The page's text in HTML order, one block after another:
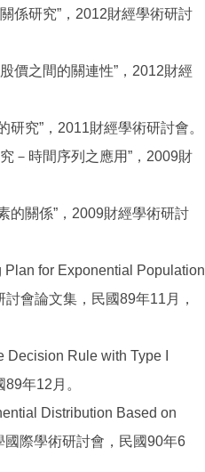
係研究”，2012財經學術研討
價之間的關連性”，2012財經
究”，2011財經學術研討會。
－時間序列之應用”，2009財
的關係”，2009財經學術研討
for Exponential Population
會論文集，民國89年11月，
Rule with Type I
年12月。
Distribution Based on
際學術研討會，民國90年6